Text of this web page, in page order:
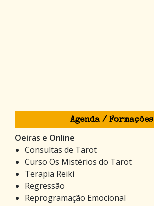
Agenda / Formações
Oeiras e Online
Consultas de Tarot
Curso Os Mistérios do Tarot
Terapia Reiki
Regressão
Reprogramação Emocional